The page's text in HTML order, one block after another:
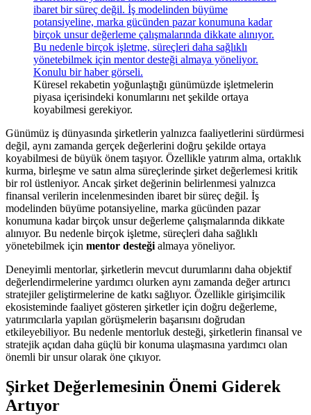
Küresel rekabetin yoğunlaştığı günümüzde işletmelerin
piyasa içerisindeki konumlarını net şekilde ortaya
koyabilmesi gerekiyor.
Günümüz iş dünyasında şirketlerin yalnızca faaliyetlerini sürdürmesi
değil, aynı zamanda gerçek değerlerini doğru şekilde ortaya
koyabilmesi de büyük önem taşıyor. Özellikle yatırım alma, ortaklık
kurma, birleşme ve satın alma süreçlerinde şirket değerlemesi kritik
bir rol üstleniyor. Ancak şirket değerinin belirlenmesi yalnızca
finansal verilerin incelenmesinden ibaret bir süreç değil. İş
modelinden büyüme potansiyeline, marka gücünden pazar
konumuna kadar birçok unsur değerleme çalışmalarında dikkate
alınıyor. Bu nedenle birçok işletme, süreçleri daha sağlıklı
yönetebilmek için mentor desteği almaya yöneliyor.
Deneyimli mentorlar, şirketlerin mevcut durumlarını daha objektif
değerlendirmelerine yardımcı olurken aynı zamanda değer artırıcı
stratejiler geliştirmelerine de katkı sağlıyor. Özellikle girişimcilik
ekosisteminde faaliyet gösteren şirketler için doğru değerleme,
yatırımcılarla yapılan görüşmelerin başarısını doğrudan
etkileyebiliyor. Bu nedenle mentorluk desteği, şirketlerin finansal ve
stratejik açıdan daha güçlü bir konuma ulaşmasına yardımcı olan
önemli bir unsur olarak öne çıkıyor.
Şirket Değerlemesinin Önemi Giderek
Artıyor